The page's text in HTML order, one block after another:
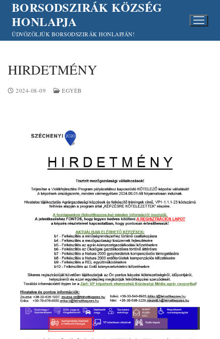
Ugrás
tartalomra
BORSODSZIRÁK KÖZSÉG
HONLAPJA
ÜDVÖZÖLJÜK BORSODSZIRÁK HONLAPJÁN!
HIRDETMÉNY
2024-08-09 EGYÉB